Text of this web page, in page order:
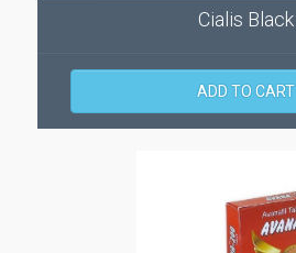
Cialis Black
ADD TO CART